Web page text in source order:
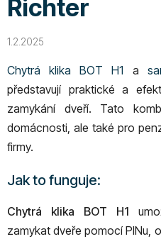
Richter
1.2.2025
Chytrá klika BOT H1 a
představují praktické a
zamykání dveří. Tato
domácnosti, ale také pro
firmy.
Jak to funguje:
Chytrá klika BOT H1
zamykat dveře pomocí PINu,